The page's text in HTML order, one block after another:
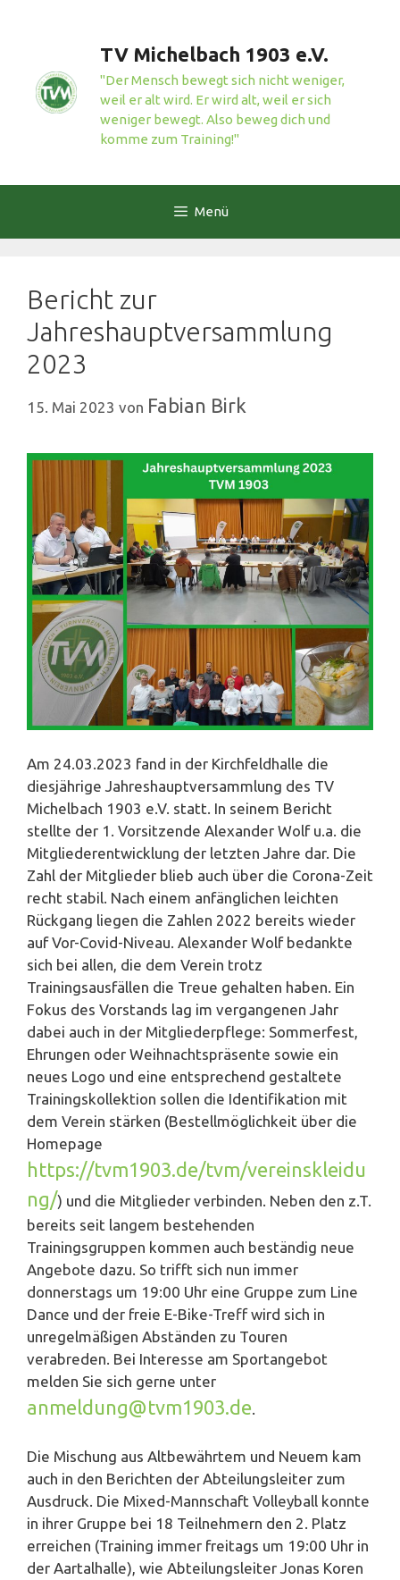
springen
TV Michelbach 1903 e.V.
"Der Mensch bewegt sich nicht weniger,
weil er alt wird. Er wird alt, weil er sich
weniger bewegt. Also beweg dich und
komme zum Training!"
Menü
Bericht zur
Jahreshauptversammlung
2023
15. Mai 2023 von Fabian Birk
Am 24.03.2023 fand in der Kirchfeldhalle die
diesjährige Jahreshauptversammlung des TV
Michelbach 1903 e.V. statt. In seinem Bericht
stellte der 1. Vorsitzende Alexander Wolf u.a. die
Mitgliederentwicklung der letzten Jahre dar. Die
Zahl der Mitglieder blieb auch über die Corona-Zeit
recht stabil. Nach einem anfänglichen leichten
Rückgang liegen die Zahlen 2022 bereits wieder
auf Vor-Covid-Niveau. Alexander Wolf bedankte
sich bei allen, die dem Verein trotz
Trainingsausfällen die Treue gehalten haben. Ein
Fokus des Vorstands lag im vergangenen Jahr
dabei auch in der Mitgliederpflege: Sommerfest,
Ehrungen oder Weihnachtspräsente sowie ein
neues Logo und eine entsprechend gestaltete
Trainingskollektion sollen die Identifikation mit
dem Verein stärken (Bestellmöglichkeit über die
Homepage
https://tvm1903.de/tvm/vereinskleidu
ng/) und die Mitglieder verbinden. Neben den z.T.
bereits seit langem bestehenden
Trainingsgruppen kommen auch beständig neue
Angebote dazu. So trifft sich nun immer
donnerstags um 19:00 Uhr eine Gruppe zum Line
Dance und der freie E-Bike-Treff wird sich in
unregelmäßigen Abständen zu Touren
verabreden. Bei Interesse am Sportangebot
melden Sie sich gerne unter
anmeldung@tvm1903.de.
Die Mischung aus Altbewährtem und Neuem kam
auch in den Berichten der Abteilungsleiter zum
Ausdruck. Die Mixed-Mannschaft Volleyball konnte
in ihrer Gruppe bei 18 Teilnehmern den 2. Platz
erreichen (Training immer freitags um 19:00 Uhr in
der Aartalhalle), wie Abteilungsleiter Jonas Koren